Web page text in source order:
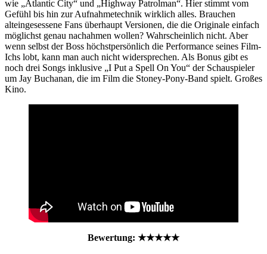
wie „Atlantic City“ und „Highway Patrolman“. Hier stimmt vom
Gefühl bis hin zur Aufnahmetechnik wirklich alles. Brauchen
alteingesessene Fans überhaupt Versionen, die die Originale einfach
möglichst genau nachahmen wollen? Wahrscheinlich nicht. Aber
wenn selbst der Boss höchstpersönlich die Performance seines Film-
Ichs lobt, kann man auch nicht widersprechen. Als Bonus gibt es
noch drei Songs inklusive „I Put a Spell On You“ der Schauspieler
um Jay Buchanan, die im Film die Stoney-Pony-Band spielt. Großes
Kino.
Bewertung: ★★★★★